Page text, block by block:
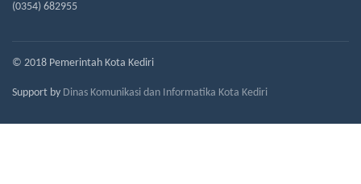
(0354) 682955
© 2018 Pemerintah Kota Kediri
Support by Dinas Komunikasi dan Informatika Kota Kediri